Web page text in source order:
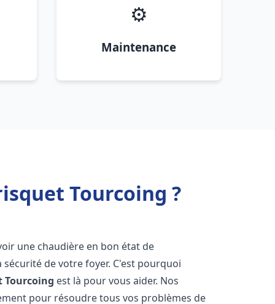
⚙️
Maintenance
Tourcoing ?
une chaudière en bon état de
de votre foyer. C'est pourquoi
Tourcoing est là pour vous aider. Nos
pour résoudre tous vos problèmes de